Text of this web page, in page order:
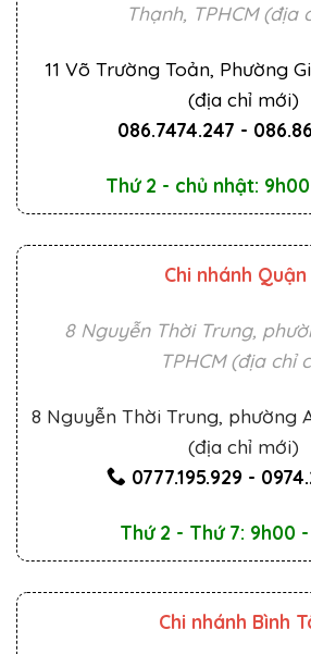
Thạnh, TPHCM (địa
11 Võ Trường Toản, Phường
(địa chỉ mới)
086.7474.247 -
Thứ 2 - chủ nhật:
Chi nhánh Quận
8 Nguyễn Thời Trung,
TPHCM (địa chỉ
8 Nguyễn Thời Trung, phường
(địa chỉ mới)
0777.195.929 -
Thứ 2 - Thứ 7: 9h00
Chi nhánh Bình